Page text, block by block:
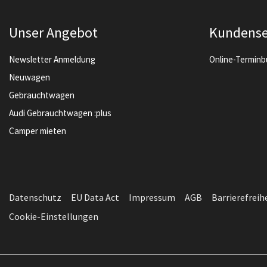
Unser Angebot
Newsletter Anmeldung
Neuwagen
Gebrauchtwagen
Audi Gebrauchtwagen :plus
Camper mieten
Online-
Datenschutz EU Data Act Impressum AGB
Cookie-Einstellungen